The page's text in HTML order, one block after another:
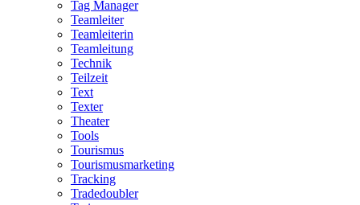
Tag Manager
Teamleiter
Teamleiterin
Teamleitung
Technik
Teilzeit
Text
Texter
Theater
Tools
Tourismus
Tourismusmarketing
Tracking
Tradedoubler